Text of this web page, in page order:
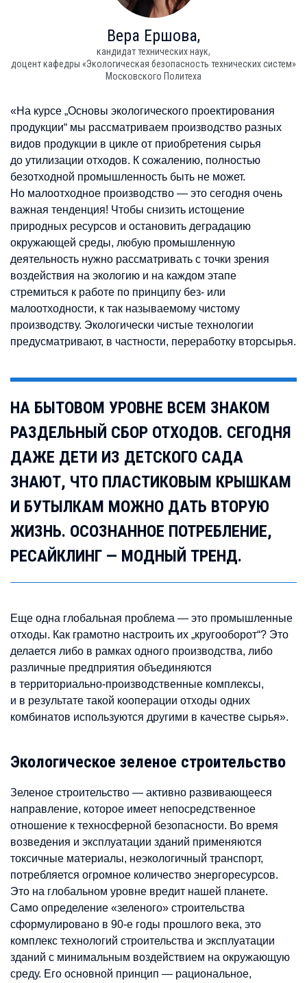
Вера Ершова,
кандидат технических наук,
доцент кафедры «Экологическая безопасность технических систем»
Московского Политеха
«На курсе „Основы экологического проектирования
продукции“ мы рассматриваем производство разных
видов продукции в цикле от приобретения сырья
до утилизации отходов. К сожалению, полностью
безотходной промышленность быть не может.
Но малоотходное производство — это сегодня очень
важная тенденция! Чтобы снизить истощение
природных ресурсов и остановить деградацию
окружающей среды, любую промышленную
деятельность нужно рассматривать с точки зрения
воздействия на экологию и на каждом этапе
стремиться к работе по принципу без- или
малоотходности, к так называемому чистому
производству. Экологически чистые технологии
предусматривают, в частности, переработку вторсырья.
НА БЫТОВОМ УРОВНЕ ВСЕМ ЗНАКОМ
РАЗДЕЛЬНЫЙ СБОР ОТХОДОВ. СЕГОДНЯ
ДАЖЕ ДЕТИ ИЗ ДЕТСКОГО САДА
ЗНАЮТ, ЧТО ПЛАСТИКОВЫМ КРЫШКАМ
И БУТЫЛКАМ МОЖНО ДАТЬ ВТОРУЮ
ЖИЗНЬ. ОСОЗНАННОЕ ПОТРЕБЛЕНИЕ,
РЕСАЙКЛИНГ — МОДНЫЙ ТРЕНД.
Еще одна глобальная проблема — это промышленные
отходы. Как грамотно настроить их „кругооборот“? Это
делается либо в рамках одного производства, либо
различные предприятия объединяются
в территориально-производственные комплексы,
и в результате такой кооперации отходы одних
комбинатов используются другими в качестве сырья».
Экологическое зеленое строительство
Зеленое строительство — активно развивающееся
направление, которое имеет непосредственное
отношение к техносферной безопасности. Во время
возведения и эксплуатации зданий применяются
токсичные материалы, неэкологичный транспорт,
потребляется огромное количество энергоресурсов.
Это на глобальном уровне вредит нашей планете.
Само определение «зеленого» строительства
сформулировано в 90-е годы прошлого века, это
комплекс технологий строительства и эксплуатации
зданий с минимальным воздействием на окружающую
среду. Его основной принцип — рациональное,